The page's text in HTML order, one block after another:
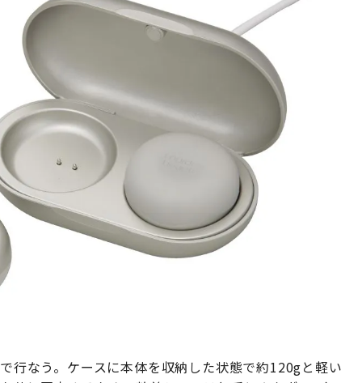
行なう。ケースに本体を収納した状態で約120gと軽